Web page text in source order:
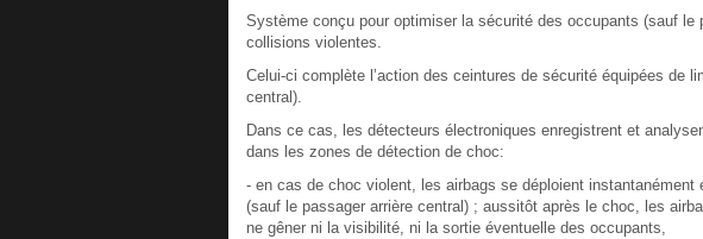
Système conçu pour optimiser la sécurité des occupants (sauf le
collisions violentes.
Celui-ci complète l’action des ceintures de sécurité équipées de
central).
Dans ce cas, les détecteurs électroniques enregistrent et
dans les zones de détection de choc:
- en cas de choc violent, les airbags se déploient
(sauf le passager arrière central) ; aussitôt après le choc, les
ne gêner ni la visibilité, ni la sortie éventuelle des occupants,